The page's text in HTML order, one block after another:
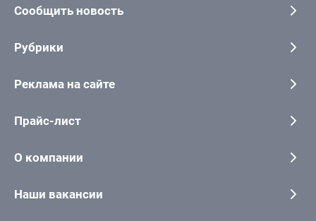
Сообщить новость
Рубрики
Реклама на сайте
Прайс-лист
О компании
Наши вакансии